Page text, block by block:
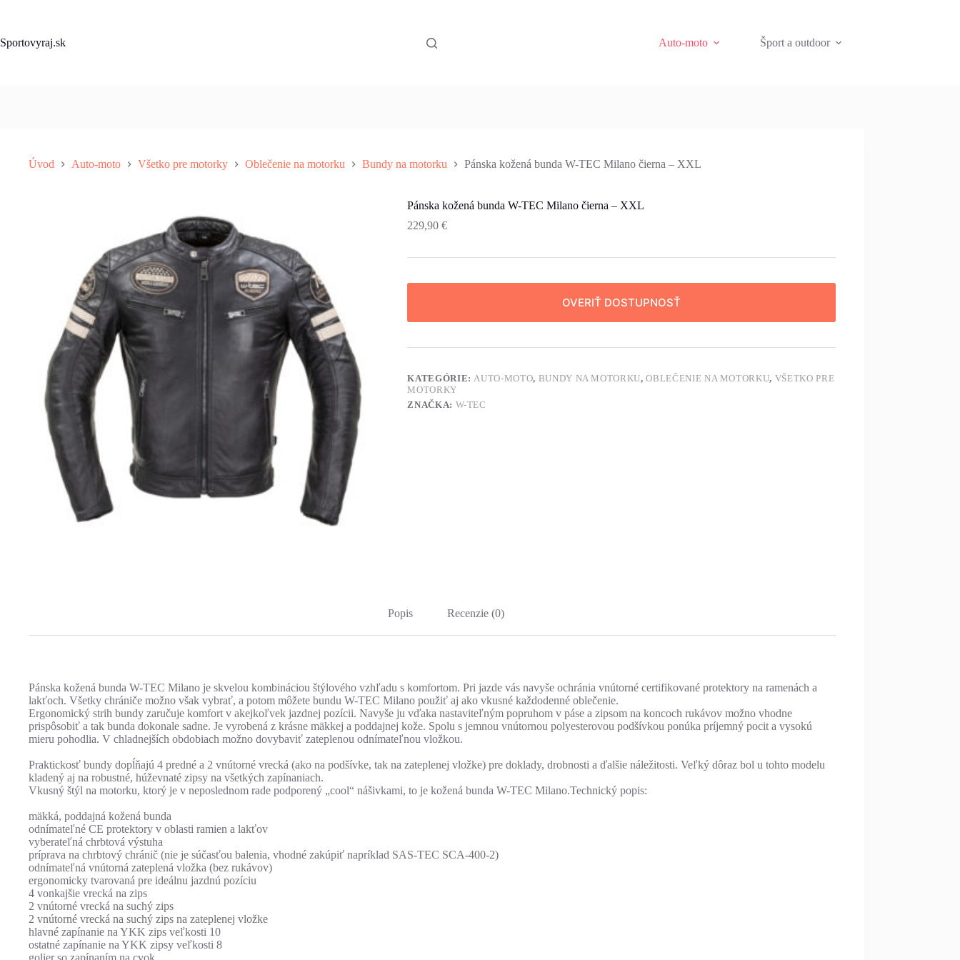
Sportovyraj.sk
Auto-moto Šport a outdoor
Úvod Auto-moto Všetko pre motorky Oblečenie na motorku Bundy na motorku Pánska kožená bunda W-TEC Milano čierna – XXL
Pánska kožená bunda W-TEC Milano čierna – XXL
229,90€
OVERIŤ DOSTUPNOSŤ
KATEGÓRIE:AUTO-MOTO, BUNDY NA MOTORKU,OBLEČENIE NA MOTORKU, VŠETKO PRE
MOTORKY
ZNAČKA: W-TEC
Popis Recenzie (0)
Pánska kožená bunda W-TEC Milano je skvelou kombináciou štýlového vzhľadu s komfortom. Pri jazde vás navyše ochránia vnútorné certifikované protektory na ramenách a
lakťoch. Všetky chrániče možno však vybrať, a potom môžete bundu W-TEC Milano použiť aj ako vkusné každodenné oblečenie.
Ergonomický strih bundy zaručuje komfort v akejkoľvek jazdnej pozícii. Navyše ju vďaka nastaviteľným popruhom v páse a zipsom na koncoch rukávov možno vhodne
prispôsobiť a tak bunda dokonale sadne. Je vyrobená z krásne mäkkej a poddajnej kože. Spolu s jemnou vnútornou polyesterovou podšívkou ponúka príjemný pocit a vysokú
mieru pohodlia. V chladnejších obdobiach možno dovybaviť zateplenou odnímateľnou vložkou.
Praktickosť bundy dopĺňajú 4 predné a 2 vnútorné vrecká (ako na podšívke, tak na zateplenej vložke) pre doklady, drobnosti a ďalšie náležitosti. Veľký dôraz bol u tohto modelu
kladený aj na robustné, húževnaté zipsy na všetkých zapínaniach.
Vkusný štýl na motorku, ktorý je v neposlednom rade podporený „cool“ nášivkami, to je kožená bunda W-TEC Milano.Technický popis:
mäkká, poddajná kožená bunda
odnímateľné CE protektory v oblasti ramien a lakťov
vyberateľná chrbtová výstuha
príprava na chrbtový chránič (nie je súčasťou balenia, vhodné zakúpiť napríklad SAS-TEC SCA-400-2)
odnímateľná vnútorná zateplená vložka (bez rukávov)
ergonomicky tvarovaná pre ideálnu jazdnú pozíciu
4 vonkajšie vrecká na zips
2 vnútorné vrecká na suchý zips
2 vnútorné vrecká na suchý zips na zateplenej vložke
hlavné zapínanie na YKK zips veľkosti 10
ostatné zapínanie na YKK zipsy veľkosti 8